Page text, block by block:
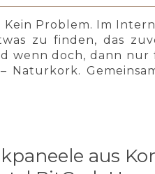
Problem. Im
zu finden, das
wenn doch, dann
Naturkork.
aus